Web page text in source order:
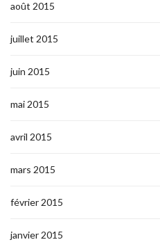
août 2015
juillet 2015
juin 2015
mai 2015
avril 2015
mars 2015
février 2015
janvier 2015